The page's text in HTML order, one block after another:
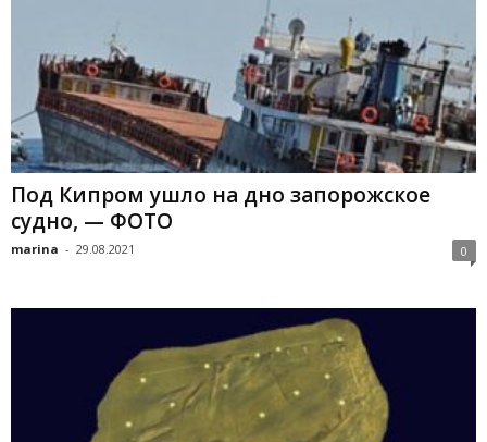
Под Кипром ушло на дно запорожское
судно, — ФОТО
marina - 29.08.2021 0